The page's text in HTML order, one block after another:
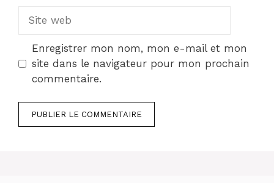
web
Enregistrer mon nom, mon e-mail et mon
site dans le navigateur pour mon prochain
commentaire.